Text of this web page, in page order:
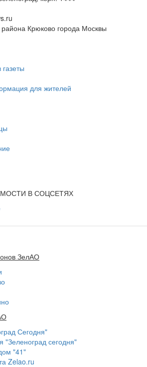
Крюково города Москвы
для жителей
В СОЦСЕТЯХ
ЗелАО
Сегодня"
"Зеленоград сегодня"
"41"
Zelao.ru